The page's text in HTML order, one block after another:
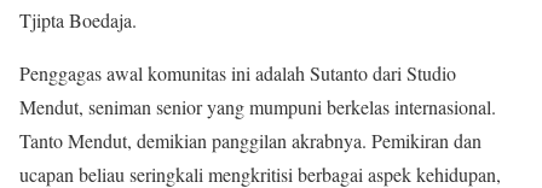
Tjipta Boedaja.
Penggagas awal komunitas ini adalah Sutanto dari Studio
Mendut, seniman senior yang mumpuni berkelas internasional.
Tanto Mendut, demikian panggilan akrabnya. Pemikiran dan
ucapan beliau seringkali mengkritisi berbagai aspek kehidupan,